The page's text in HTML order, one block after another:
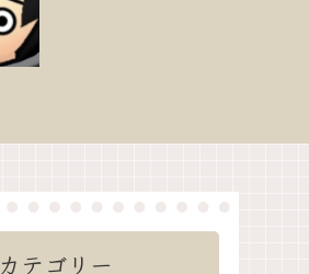
カテゴリー